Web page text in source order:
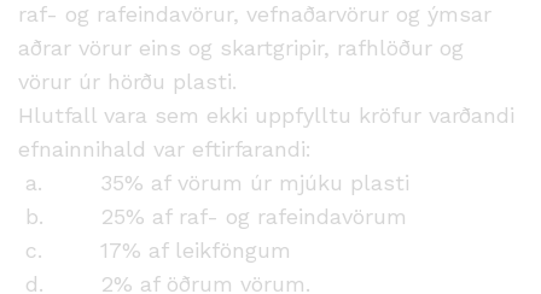
raf- og rafeindavörur, vefnaðarvörur og ýmsar
aðrar vörur eins og skartgripir, rafhlöður og
vörur úr hörðu plasti.
Hlutfall vara sem ekki uppfylltu kröfur varðandi
efnainnihald var eftirfarandi:
a. 35% af vörum úr mjúku plasti
b. 25% af raf- og rafeindavörum
c. 17% af leikföngum
d. 2% af öðrum vörum.